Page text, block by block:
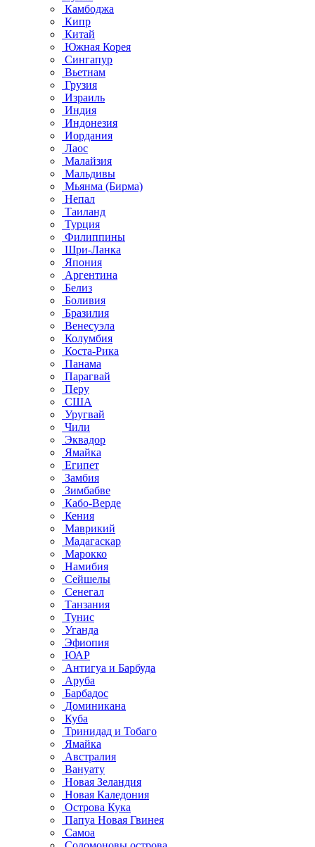
Камбоджа
Кипр
Китай
Южная Корея
Сингапур
Вьетнам
Грузия
Израиль
Индия
Индонезия
Иордания
Лаос
Малайзия
Мальдивы
Мьянма (Бирма)
Непал
Таиланд
Турция
Филиппины
Шри-Ланка
Япония
Аргентина
Белиз
Боливия
Бразилия
Венесуэла
Колумбия
Коста-Рика
Панама
Парагвай
Перу
США
Уругвай
Чили
Эквадор
Ямайка
Египет
Замбия
Зимбабве
Кабо-Верде
Кения
Маврикий
Мадагаскар
Марокко
Намибия
Сейшелы
Сенегал
Танзания
Тунис
Уганда
Эфиопия
ЮАР
Антигуа и Барбуда
Аруба
Барбадос
Доминикана
Куба
Тринидад и Тобаго
Ямайка
Австралия
Вануату
Новая Зеландия
Новая Каледония
Острова Кука
Папуа Новая Гвинея
Самоа